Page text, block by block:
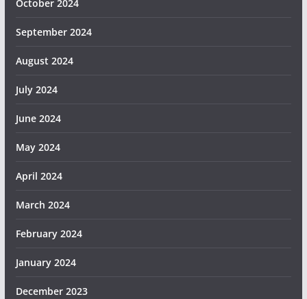
October 2024
September 2024
August 2024
July 2024
June 2024
May 2024
April 2024
March 2024
February 2024
January 2024
December 2023